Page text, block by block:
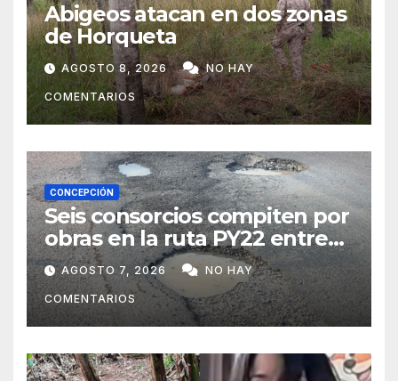
Abigeos atacan en dos zonas
de Horqueta
AGOSTO 8, 2026 NO HAY
COMENTARIOS
CONCEPCIÓN
Seis consorcios compiten por
obras en la ruta PY22 entre
Concepción y Vallemí
AGOSTO 7, 2026 NO HAY
COMENTARIOS